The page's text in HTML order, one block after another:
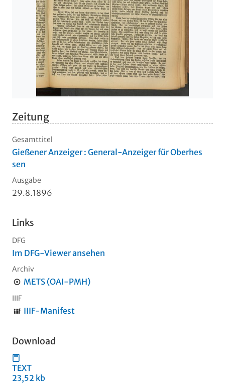
Zeitung
Gesamttitel
Gießener Anzeiger : General-Anzeiger für Oberhes
sen
Ausgabe
29.8.1896
Links
DFG
Im DFG-Viewer ansehen
Archiv
METS (OAI-PMH)
IIIF
IIIF-Manifest
Download
TEXT
23,52 kb